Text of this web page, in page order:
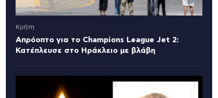
Κρήτη
Απρόοπτο για το Champions League Jet 2:
Κατέπλευσε στο Ηράκλειο με βλάβη